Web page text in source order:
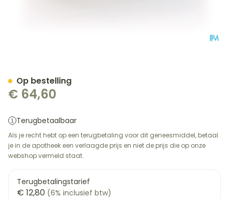
€ 64,60
Terugbetaalbaar
Als je recht hebt op een terugbetaling voor dit geneesmiddel, betaal
je in de apotheek een verlaagde prijs en niet de prijs die op onze
webshop vermeld staat.
Terugbetalingstarief
€ 12,80 (6% inclusief btw)
Op bestelling